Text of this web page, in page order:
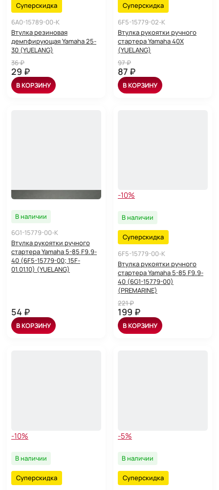
Суперскидка
6A0-15789-00-K
Втулка резиновая
демпфирующая Yamaha 25-
30 (YUELANG)
36 ₽
29 ₽
В КОРЗИНУ
Суперскидка
6F5-15779-02-K
Втулка рукоятки ручного
стартера Yamaha 40X
(YUELANG)
97 ₽
87 ₽
В КОРЗИНУ
В наличии
6G1-15779-00-K
Втулка рукоятки ручного
стартера Yamaha 5-85 F9.9-
40 (6F5-15779-00; 15F-
01.01.10) (YUELANG)
54 ₽
В КОРЗИНУ
-10%
В наличии
Суперскидка
6F5-15779-00-K
Втулка рукоятки ручного
стартера Yamaha 5-85 F9.9-
40 (6G1-15779-00)
(PREMARINE)
221 ₽
199 ₽
В КОРЗИНУ
-10%
В наличии
Суперскидка
-5%
В наличии
Суперскидка